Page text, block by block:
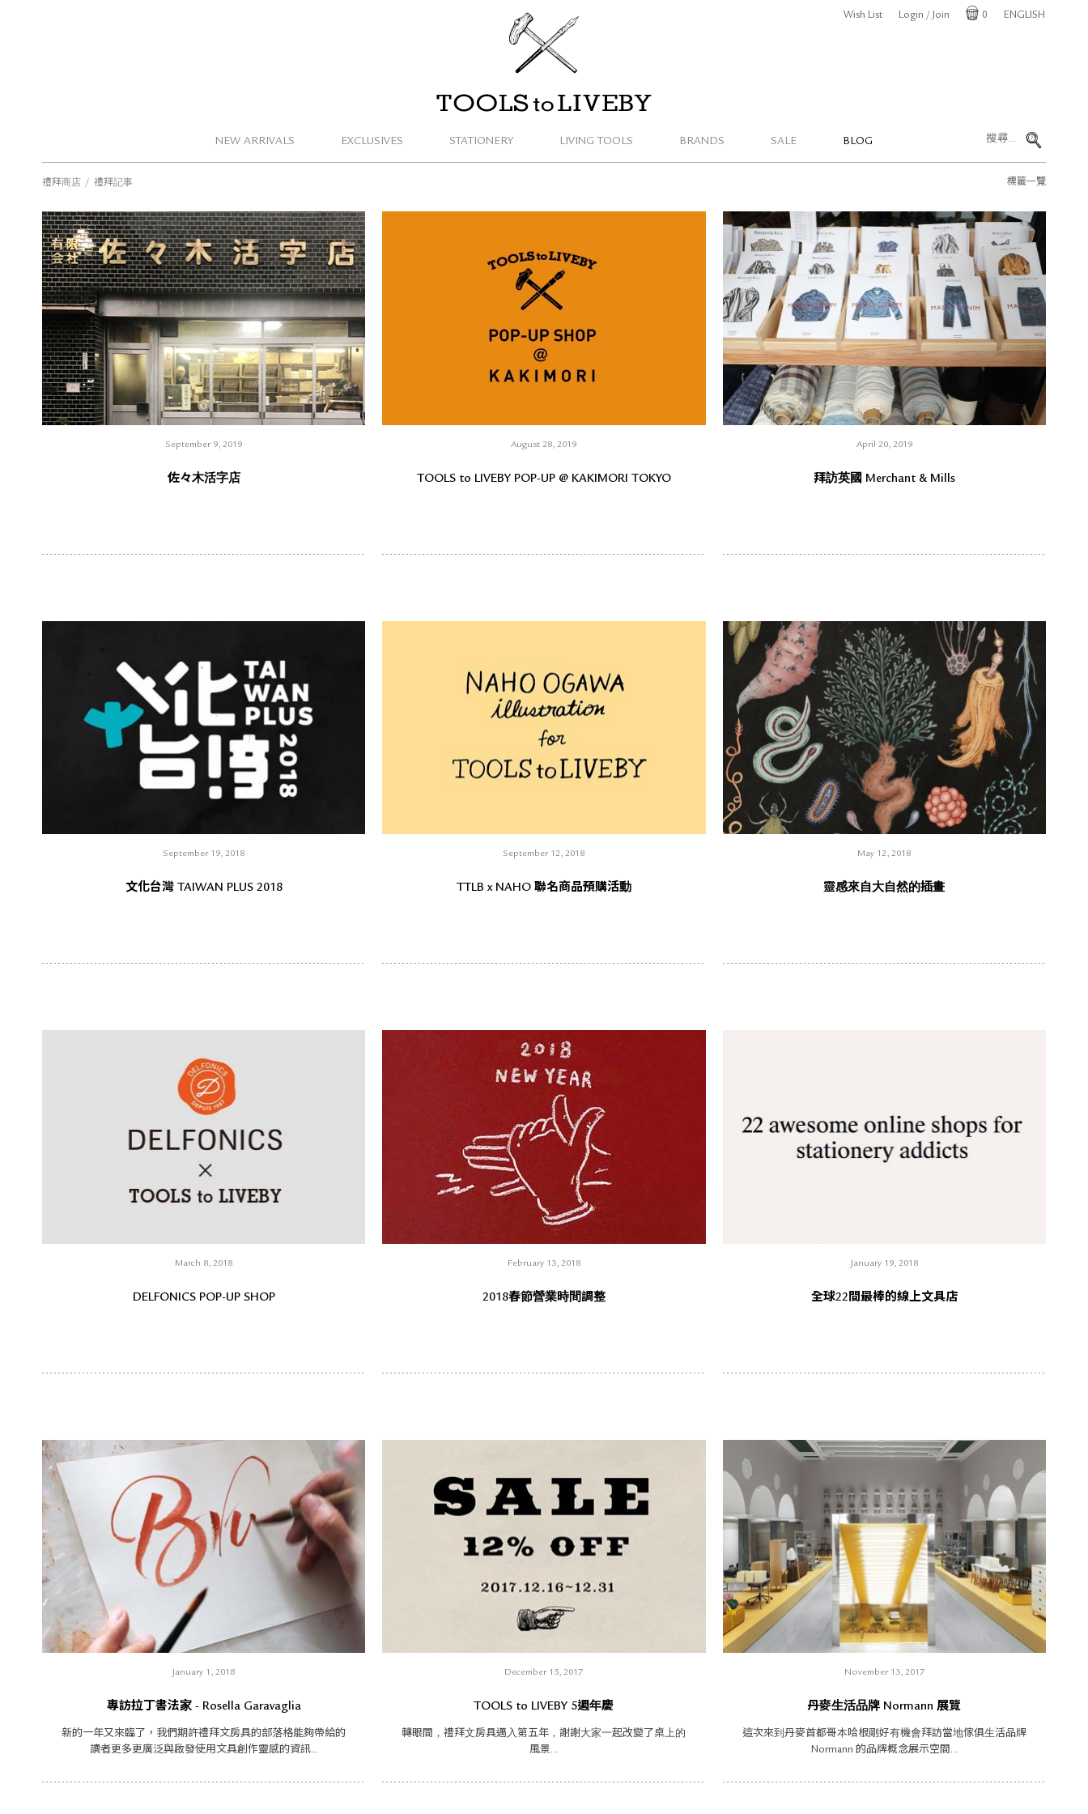
NEW ARRIVALS EXCLUSIVES STATIONERY LIVING TOOLS BRANDS SALE BLOG
Wish List
Login / Join
0 ENGLISH
禮拜商店 / 禮拜記事 標籤一覽
September 9, 2019
佐々木活字店
August 28, 2019
TOOLS to LIVEBY POP-UP @ KAKIMORI TOKYO
April 20, 2019
拜訪英國 Merchant & Mills
September 19, 2018
文化台灣 TAIWAN PLUS 2018
September 12, 2018
TTLB x NAHO 聯名商品預購活動
May 12, 2018
靈感來自大自然的插畫
March 8, 2018
DELFONICS POP-UP SHOP
February 13, 2018
2018春節營業時間調整
January 19, 2018
全球22間最棒的線上文具店
January 1, 2018
專訪拉丁書法家 - Rosella Garavaglia
新的一年又來臨了，我們期許禮拜文房具的部落格能夠帶給的
讀者更多更廣泛與啟發使用文具創作靈感的資訊...
December 15, 2017
TOOLS to LIVEBY 5週年慶
轉眼間，禮拜文房具邁入第五年，謝謝大家一起改變了桌上的
風景...
November 13, 2017
丹麥生活品牌 Normann 展覽
這次來到丹麥首都哥本哈根剛好有機會拜訪當地傢俱生活品牌
Normann 的品牌概念展示空間...